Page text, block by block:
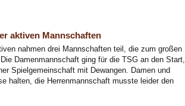
aktiven Mannschaften
nahmen drei Mannschaften teil, die zum großen
Damenmannschaft ging für die TSG an den Start,
Spielgemeinschaft mit Dewangen. Damen und
halten, die Herrenmannschaft musste leider den